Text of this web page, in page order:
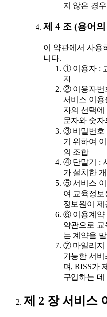
지 않은 경
제 4 조 (용어
이 약관에서 사용
니다.
① 이용자 :
자
② 이용자번
서비스 이용
자의 선택에
문자와 숫자
③ 비밀번호
기 위하여
의 조합
④ 단말기 :
가 설치한
⑤ 서비스 이
여 교육정보
정보원이 제
⑥ 이용계약
약관으로
는 계약을
⑦ 마일리지
가능한 서비
며, RISS가
구입하는 데
제 2 장 서비스